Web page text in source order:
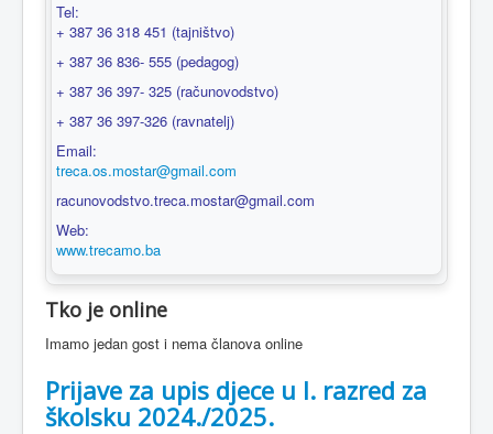
Tel:
+ 387 36 318 451 (tajništvo)
+ 387 36 836- 555 (pedagog)
+ 387 36 397- 325 (računovodstvo)
+ 387 36 397-326 (ravnatelj)
Email:
treca.os.mostar@gmail.com
racunovodstvo.treca.mostar@gmail.com
Web:
www.trecamo.ba
Tko je online
Imamo jedan gost i nema članova online
Prijave za upis djece u I. razred za
školsku 2024./2025.